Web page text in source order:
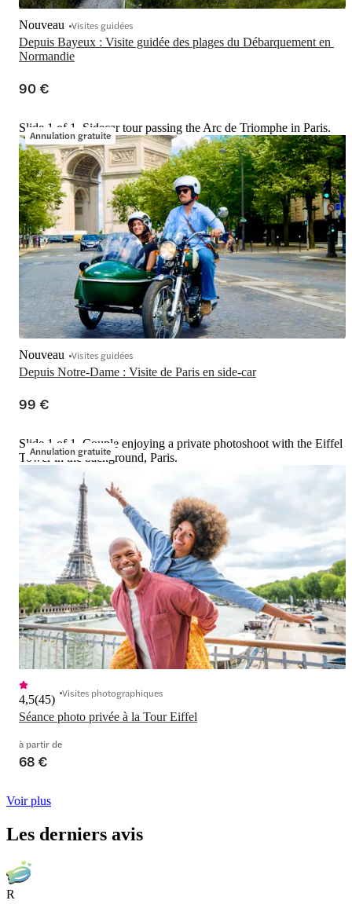
Depuis Bayeux : Visite guidée des plages du Débarquement en
Normandie
Nouveau Visites guidées
90 €
Annulation gratuite
Slide 1 of 1, Sidecar tour passing the Arc de Triomphe in Paris.
Depuis Notre-Dame : Visite de Paris en side-car
Nouveau Visites guidées
99 €
Annulation gratuite
Slide 1 of 1, Couple enjoying a private photoshoot with the Eiffel
Tower in the background, Paris.
Séance photo privée à la Tour Eiffel
4,5(45) Visites photographiques
à partir de
68 €
Voir plus
Les derniers avis
R